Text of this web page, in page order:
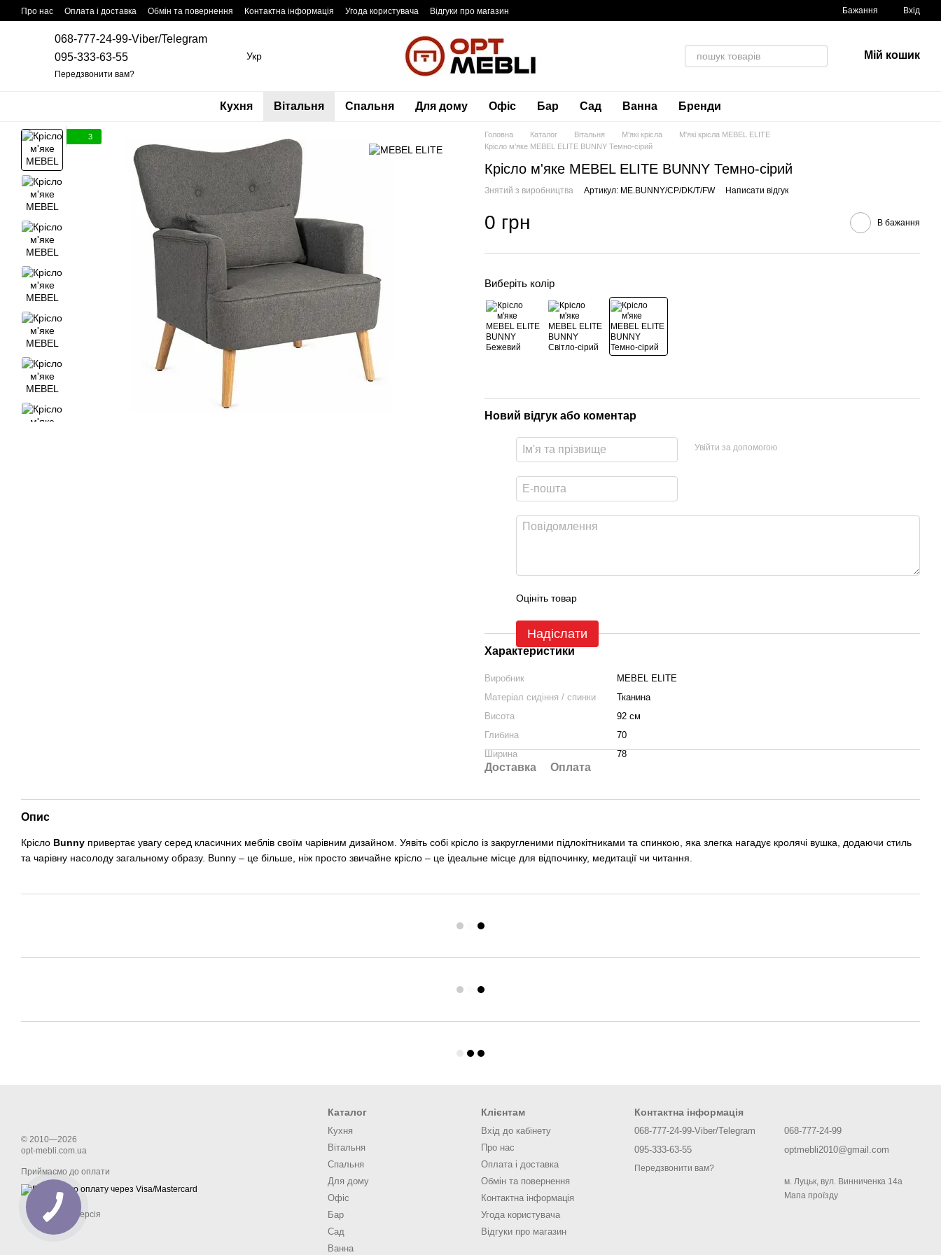
Перейти до основного контенту
Про нас Оплата і доставка Обмін та повернення Контактна інформація Угода користувача Відгуки про магазин Бажання Вхід
068-777-24-99-Viber/Telegram
095-333-63-55
Передзвонити вам?
Укр Мій кошик
Кухня Вітальня Спальня Для дому Офіс Бар Сад Ванна Бренди
3 Головна Каталог Вітальня М'які крісла
М'які крісла MEBEL ELITE
Крісло м'яке MEBEL ELITE BUNNY Темно-сірий
Крісло м'яке MEBEL ELITE BUNNY Темно-сірий
Знятий з виробництва Артикул: ME.BUNNY/CP/DK/T/FW Написати відгук
0 грн В бажання
Виберіть колір
Новий відгук або коментар
Увійти за допомогою
Оцініть товар
Надіслати
Характеристики
Виробник
MEBEL ELITE
Матеріал сидіння / спинки
Тканина
Висота
92 см
Глибина
70
Ширина
78
Доставка Оплата
Опис
Крісло Bunny привертає увагу серед класичних меблів своїм чарівним дизайном. Уявіть собі крісло із закругленими підлокітниками та спинкою, яка злегка нагадує кролячі вушка, додаючи стиль
та чарівну насолоду загальному образу. Bunny – це більше, ніж просто звичайне крісло – це ідеальне місце для відпочинку, медитації чи читання.
© 2010—2026
opt-mebli.com.ua
Приймаємо до оплати
Мобільна версія
Каталог
Кухня
Вітальня
Спальня
Для дому
Офіс
Бар
Сад
Ванна
Клієнтам
Вхід до кабінету
Про нас
Оплата і доставка
Обмін та повернення
Контактна інформація
Угода користувача
Відгуки про магазин
Контактна інформація
068-777-24-99-Viber/Telegram
095-333-63-55
Передзвонити вам?
068-777-24-99
optmebli2010@gmail.com
м. Луцьк, вул. Винниченка 14а
Мапа проїзду